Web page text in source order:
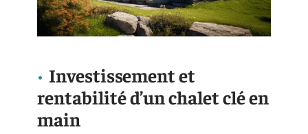
Investissement et
rentabilité d’un chalet clé en
main